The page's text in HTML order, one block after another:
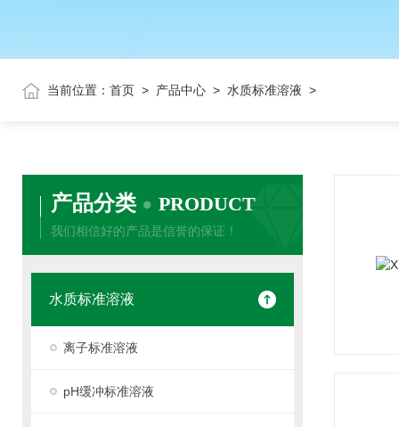
当前位置： 首页 > 产品中心 > 水质标准溶液 >
产品分类 PRODUCT
我们相信好的产品是信誉的保证！
水质标准溶液
离子标准溶液
pH缓冲标准溶液